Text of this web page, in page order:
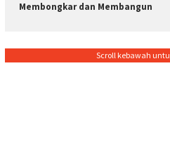
Membongkar dan Membangun
Scroll kebawah